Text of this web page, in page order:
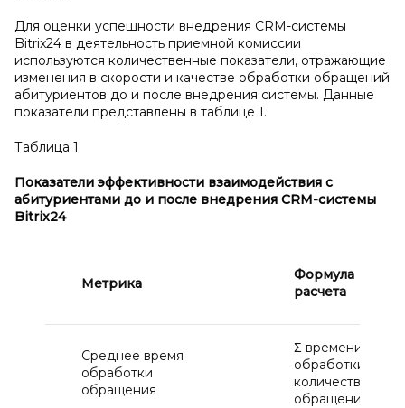
Для оценки успешности внедрения CRM-системы
Bitrix24 в деятельность приемной комиссии
используются количественные показатели, отражающие
изменения в скорости и качестве обработки обращений
абитуриентов до и после внедрения системы. Данные
показатели представлены в таблице 1.
Таблица 1
Показатели эффективности взаимодействия с
абитуриентами до и после внедрения CRM-системы
Bitrix24
Метрика
Формула
расчета
Среднее время
обработки
обращения
Σ времени
обработки /
количество
обращений